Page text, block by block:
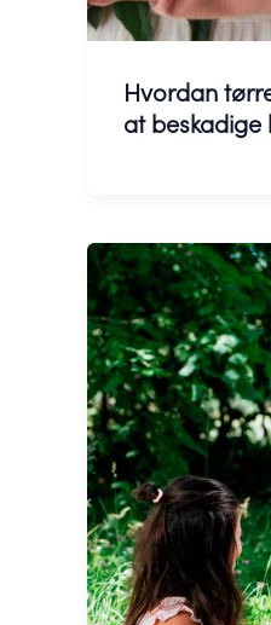
Hvordan
at beskadige